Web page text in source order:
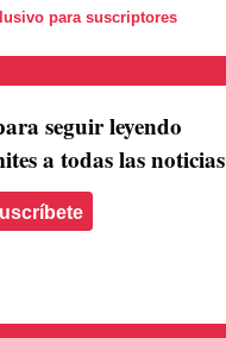
para suscriptores
seguir leyendo
a todas las noticias